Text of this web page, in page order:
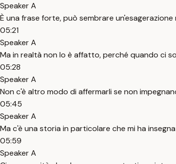
Speaker A
È una frase forte, può sembrare
05:21
Speaker A
Ma in realtà non lo è affatto, perché quando ci
05:28
Speaker A
Non c'è altro modo di affermarli se non
05:45
Speaker A
Ma c'è una storia in particolare che mi ha
05:59
Speaker A